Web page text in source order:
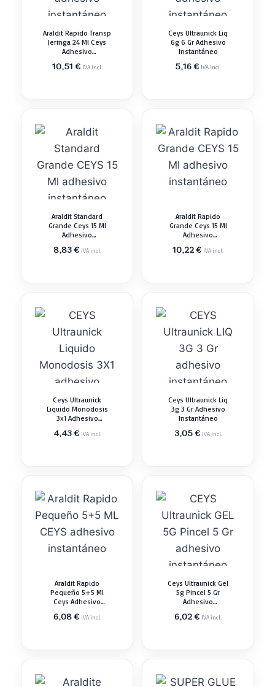
Araldit Rapido Transp
Jeringa 24 Ml Ceys
Adhesivo
10,51€ IVA incl.
Ceys Ultraunick Liq
6g 6 Gr Adhesivo
Instantáneo
5,16€ IVA incl.
Araldit Standard
Grande Ceys 15 Ml
Adhesivo
8,83€ IVA incl.
Araldit Rapido
Grande Ceys 15 Ml
Adhesivo
10,22€ IVA incl.
Ceys Ultraunick
Liquido Monodosis
3x1 Adhesivo
4,43€ IVA incl.
Ceys Ultraunick Liq
3g 3 Gr Adhesivo
Instantáneo
3,05€ IVA incl.
Araldit Rapido
Pequeño 5+5 Ml
Ceys Adhesivo
6,08€ IVA incl.
Ceys Ultraunick Gel
5g Pincel 5 Gr
Adhesivo
6,02€ IVA incl.